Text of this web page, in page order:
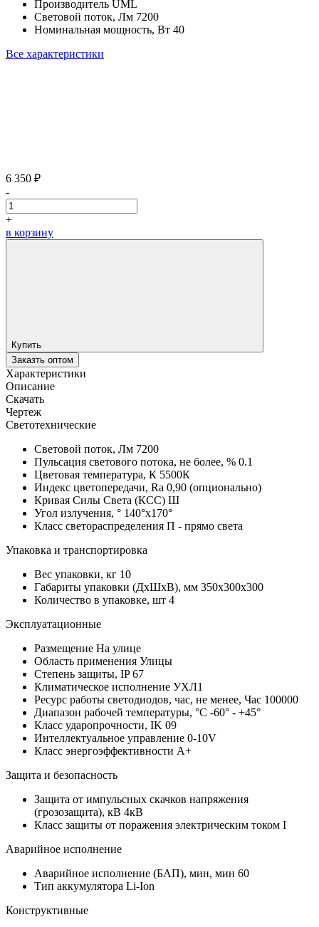
Производитель UML
Световой поток, Лм 7200
Номинальная мощность, Вт 40
Все характеристики
6 350 ₽
-
+
в корзину
Купить
Заказть оптом
Характеристики
Описание
Скачать
Чертеж
Светотехнические
Световой поток, Лм 7200
Пульсация светового потока, не более, % 0.1
Цветовая температура, К 5500К
Индекс цветопередачи, Ra 0,90 (опционально)
Кривая Силы Света (КСС) Ш
Угол излучения, ° 140°х170°
Класс светораспределения П - прямо света
Упаковка и транспортировка
Вес упаковки, кг 10
Габариты упаковки (ДхШхВ), мм 350х300х300
Количество в упаковке, шт 4
Эксплуатационные
Размещение На улице
Область применения Улицы
Степень защиты, IP67
Климатическое исполнение УХЛ1
Ресурс работы светодиодов, час, не менее, Час 100000
Диапазон рабочей температуры, °С -60° - +45°
Класс ударопрочности, IK 09
Интеллектуальное управление 0-10V
Класс энергоэффективности A+
Защита и безопасность
Защита от импульсных скачков напряжения
(грозозащита), кВ 4кВ
Класс защиты от поражения электрическим током I
Аварийное исполнение
Аварийное исполнение (БАП), мин, мин 60
Тип аккумулятора Li-Ion
Конструктивные